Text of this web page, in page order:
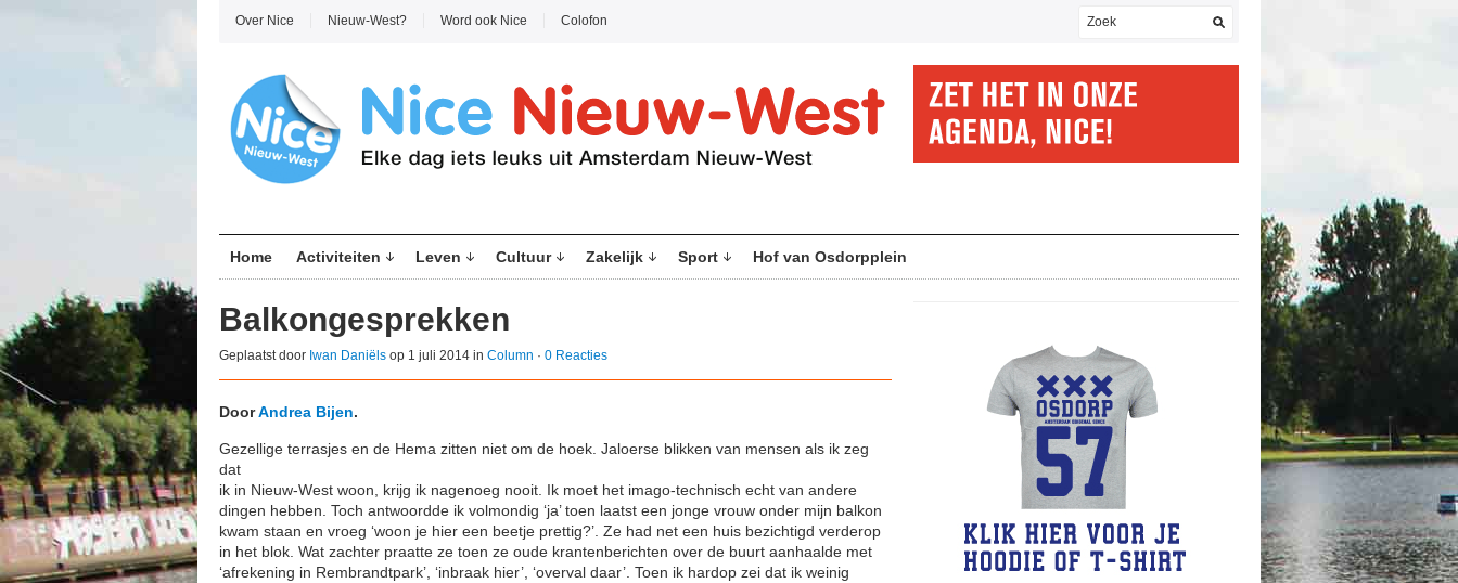
Over Nice Nieuw-West? Word ook Nice Colofon
Home Activiteiten Leven Cultuur Zakelijk Sport Hof van Osdorpplein
Balkongesprekken
Geplaatst door Iwan Daniëls op 1 juli 2014 in Column · 0 Reacties
DoorAndrea Bijen.
Gezellige terrasjes en de Hema zitten niet om de hoek. Jaloerse blikken van mensen als ik zeg
dat
ik in Nieuw-West woon, krijg ik nagenoeg nooit. Ik moet het imago-technisch echt van andere
dingen hebben. Toch antwoordde ik volmondig ‘ja’ toen laatst een jonge vrouw onder mijn balkon
kwam staan en vroeg ‘woon je hier een beetje prettig?’. Ze had net een huis bezichtigd verderop
in het blok. Wat zachter praatte ze toen ze oude krantenberichten over de buurt aanhaalde met
‘afrekening in Rembrandtpark’, ‘inbraak hier’, ‘overval daar’. Toen ik hardop zei dat ik weinig